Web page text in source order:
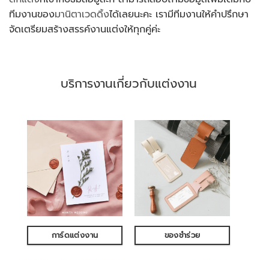
ทีมงานของมานิตาเวดดิ้งได้เลยนะคะ เรามีทีมงานให้คำปรึกษา
จัดเตรียมสร้างสรรค์งานแต่งให้ทุกคู่ค่ะ
บริการงานเกี่ยวกับแต่งงาน
การ์ดแต่งงาน ของชำร่วย